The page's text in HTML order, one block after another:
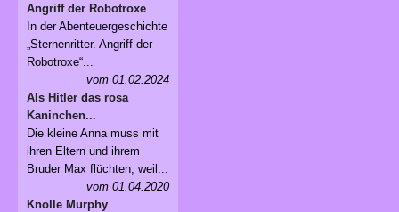
Angriff der Robotroxe
In der Abenteuergeschichte
„Sternenritter. Angriff der
Robotroxe“...
vom 01.02.2024
Als Hitler das rosa
Kaninchen...
Die kleine Anna muss mit
ihren Eltern und ihrem
Bruder Max flüchten, weil...
vom 01.04.2020
Knolle Murphy